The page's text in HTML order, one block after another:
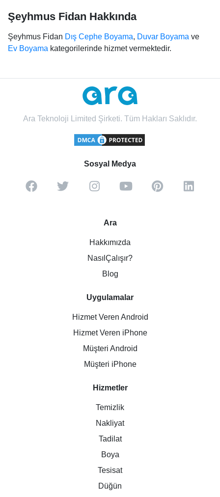
Şeyhmus Fidan Hakkında
Şeyhmus Fidan Dış Cephe Boyama, Duvar Boyama ve
Ev Boyama kategorilerinde hizmet vermektedir.
Ara Teknoloji Limited Şirketi. Tüm Hakları Saklıdır.
Sosyal Medya
Ara
Hakkımızda
NasılÇalışır?
Blog
Uygulamalar
Hizmet Veren Android
Hizmet Veren iPhone
Müşteri Android
Müşteri iPhone
Hizmetler
Temizlik
Nakliyat
Tadilat
Boya
Tesisat
Düğün